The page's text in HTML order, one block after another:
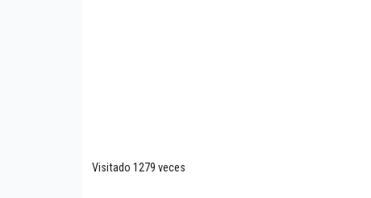
Visitado 1279 veces